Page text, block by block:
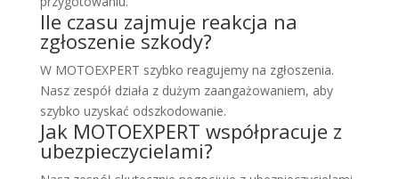
Ile czasu zajmuje reakcja na
zgłoszenie szkody?
W MOTOEXPERT szybko reagujemy na zgłoszenia.
Nasz zespół działa z dużym zaangażowaniem, aby
szybko uzyskać odszkodowanie.
Jak MOTOEXPERT współpracuje z
ubezpieczycielami?